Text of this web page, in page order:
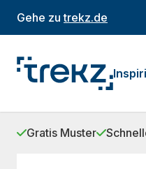
Gehe zutrekz.de
Gratis Muster